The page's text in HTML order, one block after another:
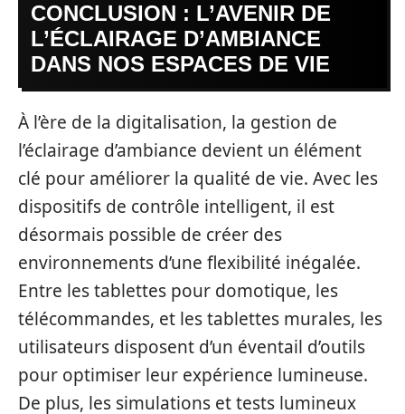
CONCLUSION : L’AVENIR DE
L’ÉCLAIRAGE D’AMBIANCE
DANS NOS ESPACES DE VIE
À l’ère de la digitalisation, la gestion de
l’éclairage d’ambiance devient un élément
clé pour améliorer la qualité de vie. Avec les
dispositifs de contrôle intelligent, il est
désormais possible de créer des
environnements d’une flexibilité inégalée.
Entre les tablettes pour domotique, les
télécommandes, et les tablettes murales, les
utilisateurs disposent d’un éventail d’outils
pour optimiser leur expérience lumineuse.
De plus, les simulations et tests lumineux